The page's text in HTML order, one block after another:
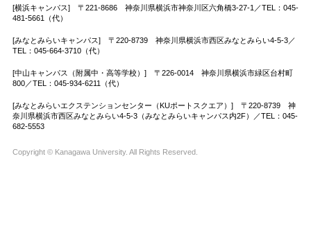
[横浜キャンパス] 〒221-8686 神奈川県横浜市神奈川区六角橋3-27-1／TEL：045-
481-5661（代）
[みなとみらいキャンパス] 〒220-8739 神奈川県横浜市西区みなとみらい4-5-3／
TEL：045-664-3710（代）
[中山キャンパス（附属中・高等学校）] 〒226-0014 神奈川県横浜市緑区台村町
800／TEL：045-934-6211（代）
[みなとみらいエクステンションセンター（KUポートスクエア）] 〒220-8739 神
奈川県横浜市西区みなとみらい4-5-3（みなとみらいキャンパス内2F）／TEL：045-
682-5553
Copyright © Kanagawa University. All Rights Reserved.